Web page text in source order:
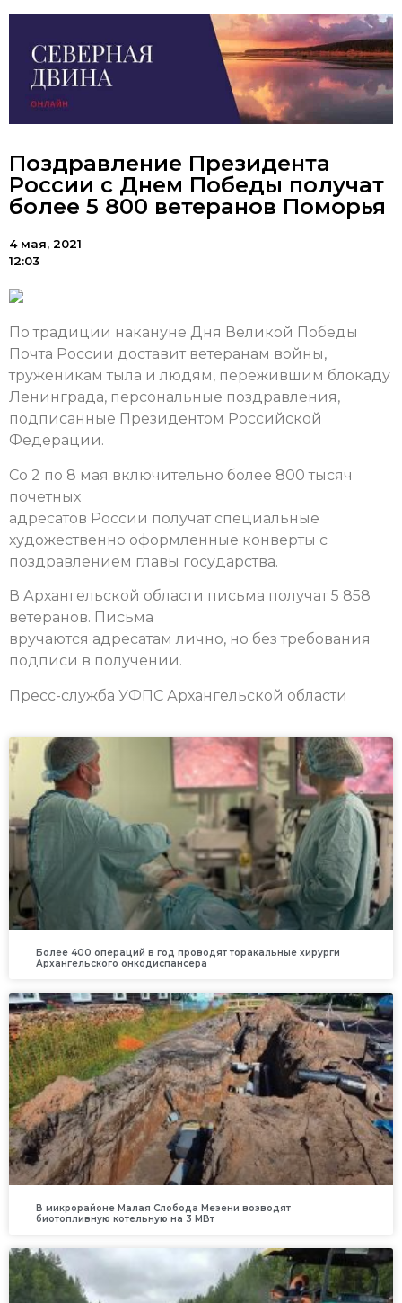
Поздравление Президента
России с Днем Победы получат
более 5 800 ветеранов Поморья
4 мая, 2021
12:03
По традиции накануне Дня Великой Победы
Почта России доставит ветеранам войны,
труженикам тыла и людям, пережившим блокаду
Ленинграда, персональные поздравления,
подписанные Президентом Российской
Федерации.
Со 2 по 8 мая включительно более 800 тысяч
почетных
адресатов России получат специальные
художественно оформленные конверты с
поздравлением главы государства.
В Архангельской области письма получат 5 858
ветеранов. П исьма
вручаются адресатам лично, но без требования
подписи в получении.
Пресс-служба УФПС Архангельской области
Более 400 операций в год проводят торакальные хирурги
Архангельского онкодиспансера
В микрорайоне Малая Слобода Мезени возводят
биотопливную котельную на 3 МВт